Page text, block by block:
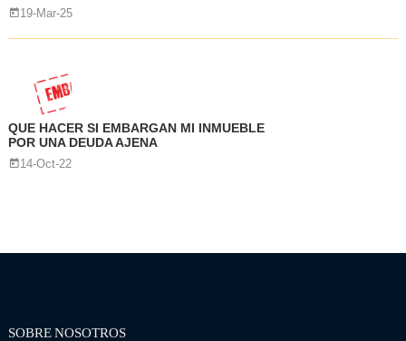
19-Mar-25
QUE HACER SI EMBARGAN MI INMUEBLE
POR UNA DEUDA AJENA
14-Oct-22
SOBRE NOSOTROS